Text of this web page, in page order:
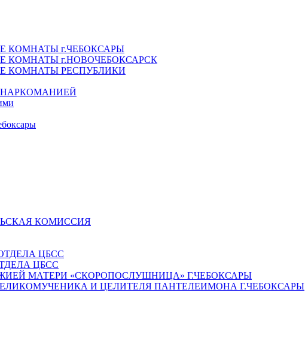
КОМНАТЫ г.ЧЕБОКСАРЫ
КОМНАТЫ г.НОВОЧЕБОКСАРСК
КОМНАТЫ РЕСПУБЛИКИ
НАРКОМАНИЕЙ
КОМИССИЯ
ЦБСС
ЦБСС
МАТЕРИ «СКОРОПОСЛУШНИЦА» Г.ЧЕБОКСАРЫ
И ЦЕЛИТЕЛЯ ПАНТЕЛЕИМОНА Г.ЧЕБОКСАРЫ